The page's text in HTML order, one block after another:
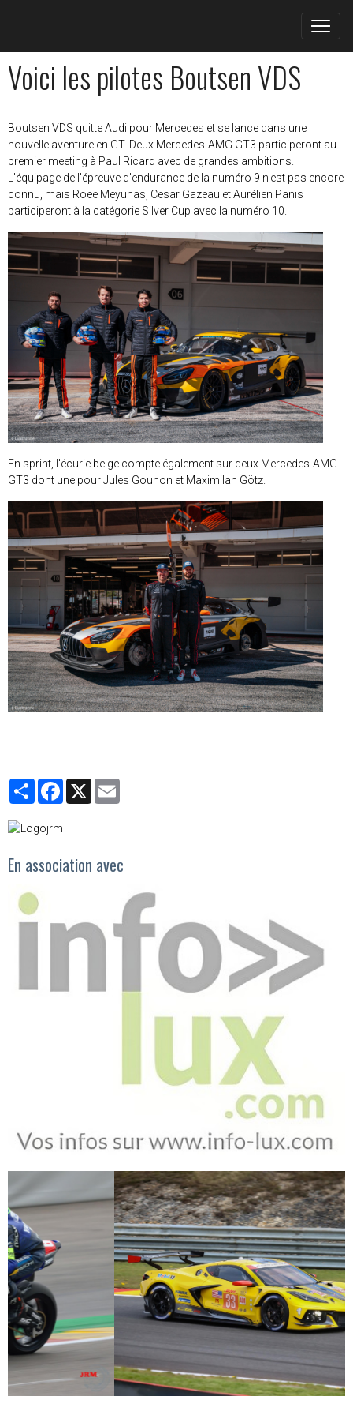
Voici les pilotes Boutsen VDS
Boutsen VDS quitte Audi pour Mercedes et se lance dans une
nouvelle aventure en GT. Deux Mercedes-AMG GT3 participeront au
premier meeting à Paul Ricard avec de grandes ambitions.
L'équipage de l'épreuve d'endurance de la numéro 9 n'est pas encore
connu, mais Roee Meyuhas, Cesar Gazeau et Aurélien Panis
participeront à la catégorie Silver Cup avec la numéro 10.
En sprint, l'écurie belge compte également sur deux Mercedes-AMG
GT3 dont une pour Jules Gounon et Maximilan Götz.
PartagerFacebook
X
En association avec